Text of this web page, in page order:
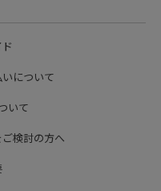
について
いて
検討の方へ